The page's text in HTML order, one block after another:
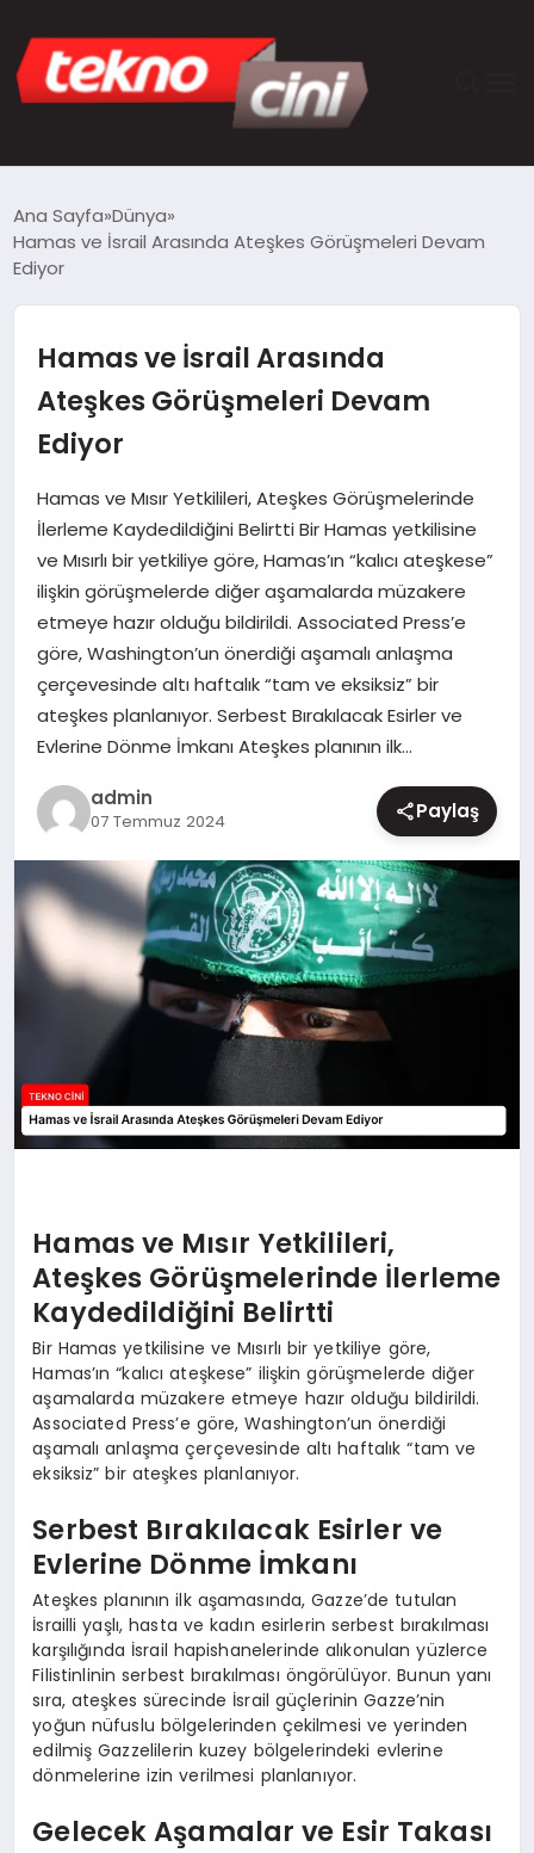
TEKNOLOJI
SAĞLIK
DÜNYA
MAGAZIN
Ana Sayfa Dünya
Hamas ve İsrail Arasında Ateşkes Görüşmeleri Devam
Ediyor
Hamas ve İsrail Arasında
Ateşkes Görüşmeleri Devam
Ediyor
Hamas ve Mısır Yetkilileri, Ateşkes Görüşmelerinde
İlerleme Kaydedildiğini Belirtti Bir Hamas yetkilisine
ve Mısırlı bir yetkiliye göre, Hamas’ın “kalıcı ateşkese”
ilişkin görüşmelerde diğer aşamalarda müzakere
etmeye hazır olduğu bildirildi. Associated Press’e
göre, Washington’un önerdiği aşamalı anlaşma
çerçevesinde altı haftalık “tam ve eksiksiz” bir
ateşkes planlanıyor. Serbest Bırakılacak Esirler ve
Evlerine Dönme İmkanı Ateşkes planının ilk…
admin
07 Temmuz 2024 Paylaş
Hamas ve Mısır Yetkilileri,
Ateşkes Görüşmelerinde İlerleme
Kaydedildiğini Belirtti
Bir Hamas yetkilisine ve Mısırlı bir yetkiliye göre,
Hamas’ın “kalıcı ateşkese” ilişkin görüşmelerde diğer
aşamalarda müzakere etmeye hazır olduğu bildirildi.
Associated Press’e göre, Washington’un önerdiği
aşamalı anlaşma çerçevesinde altı haftalık “tam ve
eksiksiz” bir ateşkes planlanıyor.
Serbest Bırakılacak Esirler ve
Evlerine Dönme İmkanı
Ateşkes planının ilk aşamasında, Gazze’de tutulan
İsrailli yaşlı, hasta ve kadın esirlerin serbest bırakılması
karşılığında İsrail hapishanelerinde alıkonulan yüzlerce
Filistinlinin serbest bırakılması öngörülüyor. Bunun yanı
sıra, ateşkes sürecinde İsrail güçlerinin Gazze’nin
yoğun nüfuslu bölgelerinden çekilmesi ve yerinden
edilmiş Gazzelilerin kuzey bölgelerindeki evlerine
dönmelerine izin verilmesi planlanıyor.
Gelecek Aşamalar ve Esir Takası